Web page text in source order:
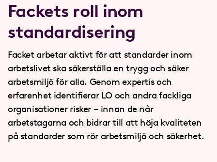
Fackets roll inom
standardisering
Facket arbetar aktivt för att standarder inom
arbetslivet ska säkerställa en trygg och säker
arbetsmiljö för alla. Genom expertis och
erfarenhet identifierar LO och andra fackliga
organisationer risker – innan de når
arbetstagarna och bidrar till att höja kvaliteten
på standarder som rör arbetsmiljö och säkerhet.